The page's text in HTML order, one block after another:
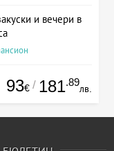
и вечери в
93€ / 181.89
лв.